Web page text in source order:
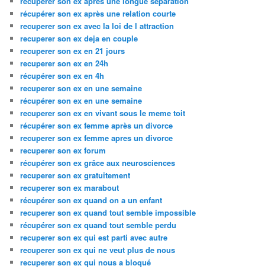
récupérer son ex après une relation courte
recuperer son ex avec la loi de l attraction
recuperer son ex deja en couple
recuperer son ex en 21 jours
recuperer son ex en 24h
récupérer son ex en 4h
recuperer son ex en une semaine
récupérer son ex en une semaine
recuperer son ex en vivant sous le meme toit
récupérer son ex femme après un divorce
recuperer son ex femme apres un divorce
recuperer son ex forum
récupérer son ex grâce aux neurosciences
recuperer son ex gratuitement
recuperer son ex marabout
récupérer son ex quand on a un enfant
recuperer son ex quand tout semble impossible
récupérer son ex quand tout semble perdu
recuperer son ex qui est parti avec autre
recuperer son ex qui ne veut plus de nous
recuperer son ex qui nous a bloqué